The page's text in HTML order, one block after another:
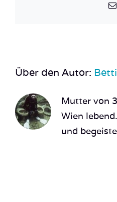
Über den Autor:
Mutter von
Wien
und